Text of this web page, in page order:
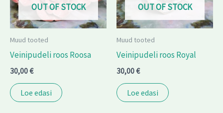
OUT OF STOCK
Muud tooted
Veinipudeli roos Roosa
30,00€
Loe edasi
OUT OF STOCK
Muud tooted
Veinipudeli roos Royal
30,00€
Loe edasi